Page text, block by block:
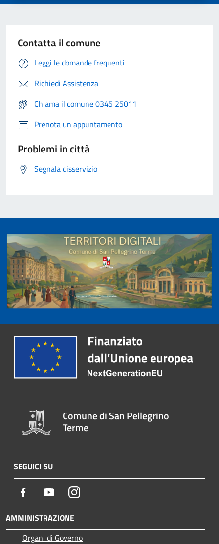
Contatta il comune
Leggi le domande frequenti
Richiedi Assistenza
Chiama il comune 0345 25011
Prenota un appuntamento
Problemi in città
Segnala disservizio
Comune di San Pellegrino
Terme
SEGUICI SU
Facebook YoutubeInstagram
AMMINISTRAZIONE
Organi di Governo